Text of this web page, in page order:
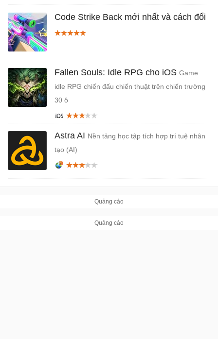
Code Strike Back mới nhất và cách đổi
Fallen Souls: Idle RPG cho iOS Game
idle RPG chiến đấu chiến thuật trên chiến trường
30 ô
Astra AI Nền tảng học tập tích hợp trí tuệ nhân
tạo (AI)